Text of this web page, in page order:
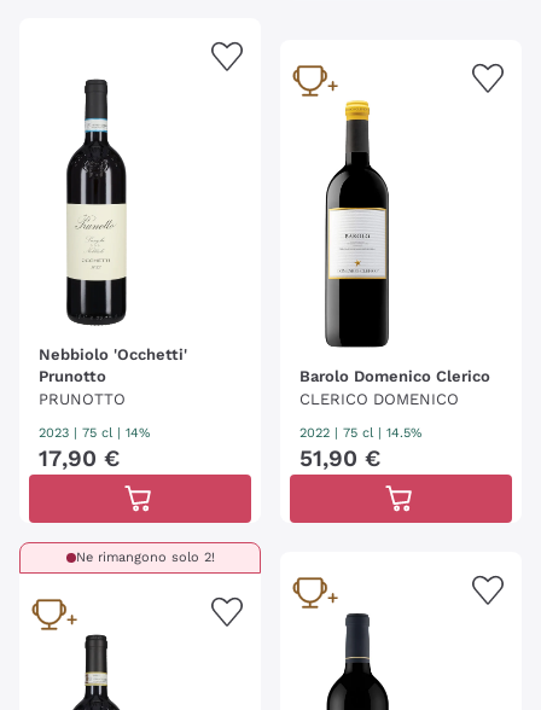
Nebbiolo 'Occhetti'
Prunotto
PRUNOTTO
2023 | 75 cl | 14%
17,90 €
Barolo Domenico Clerico
CLERICO DOMENICO
2022 | 75 cl | 14.5%
51,90 €
Ne rimangono solo 2!